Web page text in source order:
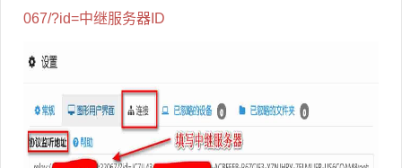
067/?id=中继服务器ID